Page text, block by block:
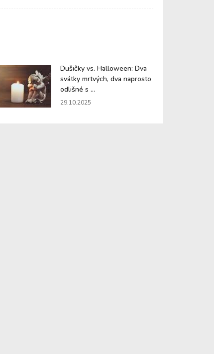
Dušičky vs. Halloween: Dva
svátky mrtvých, dva naprosto
odlišné s ...
29.10.2025